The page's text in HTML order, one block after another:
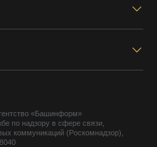
«Башинформ»
по надзору в сфере связи,
коммуникаций (Роскомнадзор),